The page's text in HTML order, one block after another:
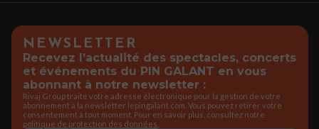
NEWSLETTER
Recevez l’actualité des spectacles, concerts
et événements du PIN GALANT en vous
abonnant à notre newsletter :
Rivaj Group traite votre adresse électronique pour la gestion de votre
abonnement à la newsletter lepingalant.com. Vous pouvez retirer votre
consentement à tout moment. Pour en savoir plus, consultez notre
politique de protection des données.